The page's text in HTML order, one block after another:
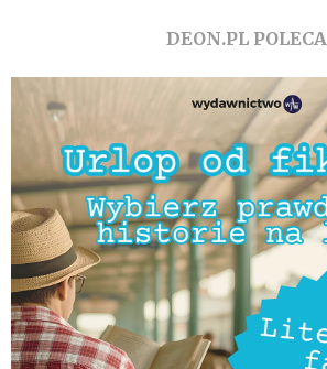
DEON.PL POLECA